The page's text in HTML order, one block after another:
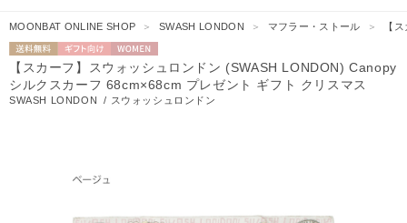
MOONBAT ONLINE SHOP ＞SWASH LONDON ＞ マフラー・ストール ＞ 【
送料無料
ギフト向
け
WOMEN
【スカーフ】スウォッシュロンドン (SWASH LONDON) Canopy
シルクスカーフ 68cm×68cm プレゼント ギフト クリスマス
SWASH LONDON / スウォッシュロンドン